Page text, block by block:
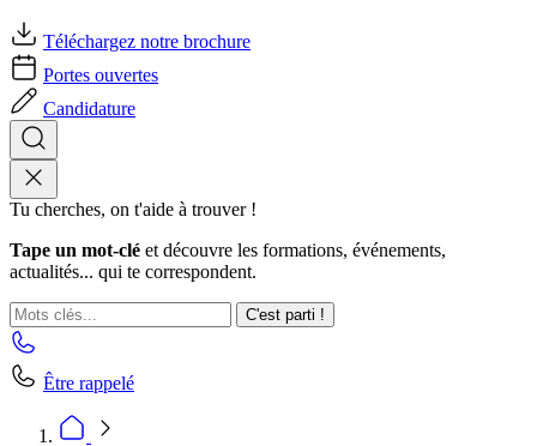
Téléchargez notre brochure
Portes ouvertes
Candidature
Tu cherches, on t'aide à trouver !
Tape un mot-clé et découvre les formations, événements,
actualités... qui te correspondent.
C'est parti !
Être rappelé